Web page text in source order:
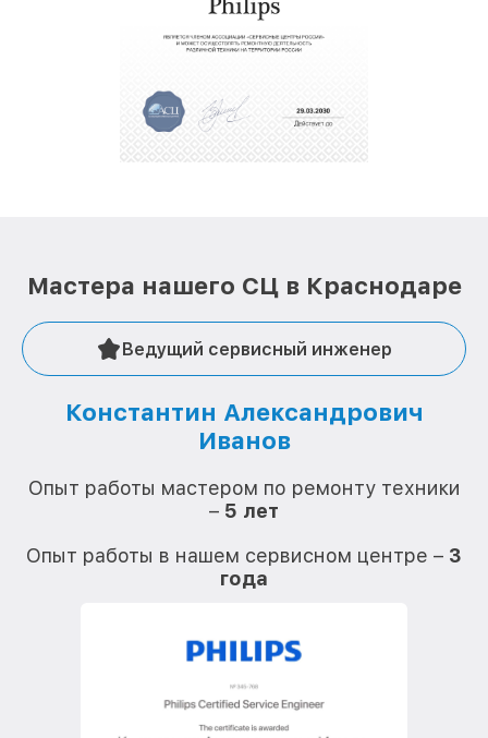
Мастера нашего СЦ в Краснодаре
Ведущий сервисный инженер
Константин Александрович
Иванов
Опыт работы мастером по ремонту техники
– 5 лет
Опыт работы в нашем сервисном центре – 3
года